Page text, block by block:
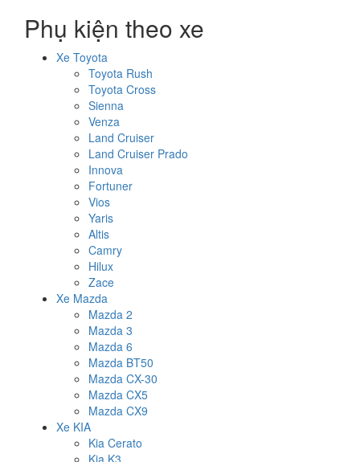
Phụ kiện theo xe
Xe Toyota
Toyota Rush
Toyota Cross
Sienna
Venza
Land Cruiser
Land Cruiser Prado
Innova
Fortuner
Vios
Yaris
Altis
Camry
Hilux
Zace
Xe Mazda
Mazda 2
Mazda 3
Mazda 6
Mazda BT50
Mazda CX-30
Mazda CX5
Mazda CX9
Xe KIA
Kia Cerato